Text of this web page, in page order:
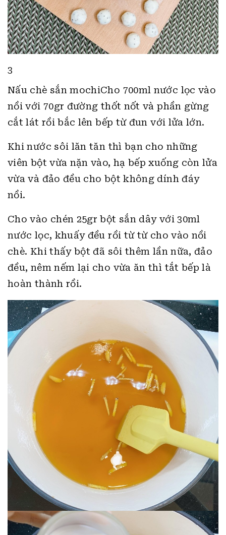
3
Nấu chè sắn mochiCho 700ml nước lọc vào
nồi với 70gr đường thốt nốt và phần gừng
cắt lát rồi bắc lên bếp từ đun với lửa lớn.
Khi nước sôi lăn tăn thì bạn cho những
viên bột vừa nặn vào, hạ bếp xuống còn lửa
vừa và đảo đều cho bột không dính đáy
nồi.
Cho vào chén 25gr bột sắn dây với 30ml
nước lọc, khuấy đều rồi từ từ cho vào nồi
chè. Khi thấy bột đã sôi thêm lần nữa, đảo
đều, nêm nếm lại cho vừa ăn thì tắt bếp là
hoàn thành rồi.